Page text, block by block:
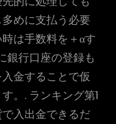
めに支払う必要
は手数料を＋αす
銀行口座の登録も
金することで仮
。. ランキング第1
入出金できるだ